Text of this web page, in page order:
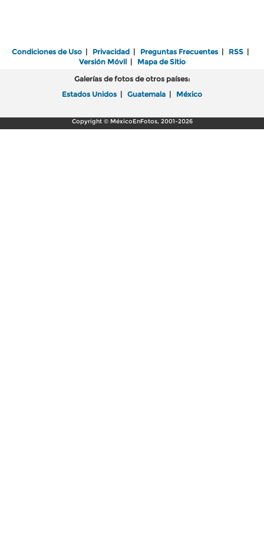
Condiciones de Uso | Privacidad | Preguntas Frecuentes | RSS |
Versión Móvil| Mapa de Sitio
Galerías de fotos de otros países:
Estados Unidos | Guatemala | México
Copyright © MéxicoEnFotos, 2001-2026